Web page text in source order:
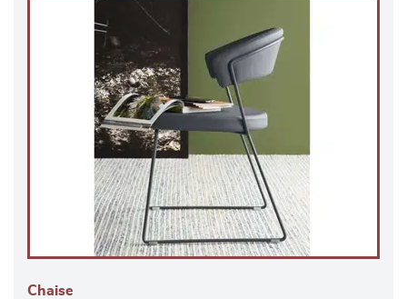
Chaise